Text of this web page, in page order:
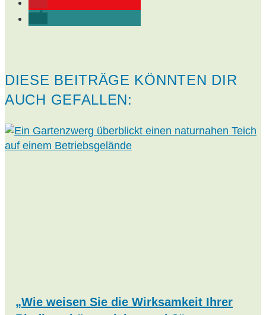
DIESE BEITRÄGE KÖNNTEN DIR
AUCH GEFALLEN:
„Wie weisen Sie die Wirksamkeit Ihrer